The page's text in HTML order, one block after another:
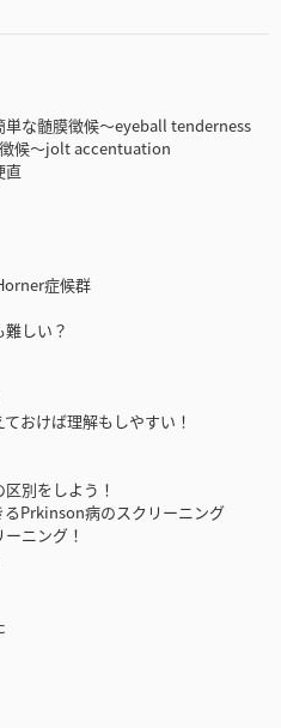
な髄膜徴候〜eyeball tenderness
候〜jolt accentuation
直
症候群
しい？
おけば理解もしやすい！
別をしよう！
Prkinson病のスクリーニング
ニング！